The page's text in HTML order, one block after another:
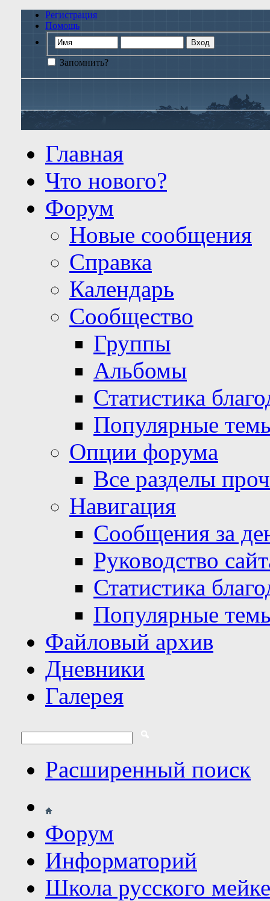
Регистрация
Помощь
Запомнить?
Главная
Что нового?
Форум
Новые сообщения
Справка
Календарь
Сообщество
Группы
Альбомы
Статистика
Популярные
Опции форума
Все разделы
Навигация
Сообщения за
Руководство
Статистика
Популярные
Файловый архив
Дневники
Галерея
Расширенный поиск
Форум
Информаторий
Школа русского